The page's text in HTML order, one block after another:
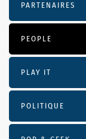
PARTENAIRES
PEOPLE
PLAY IT
POLITIQUE